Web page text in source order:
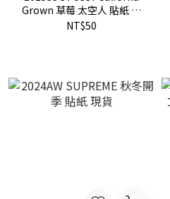
Grown 草莓 太空人 貼紙 現
貨
NT$50